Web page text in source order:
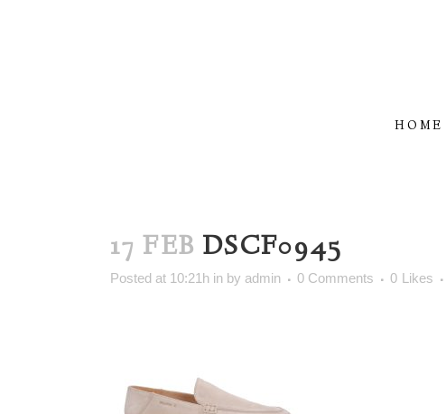
HOME
17 FEB DSCF0945
Posted at 10:21h in by admin 0 Comments 0 Likes